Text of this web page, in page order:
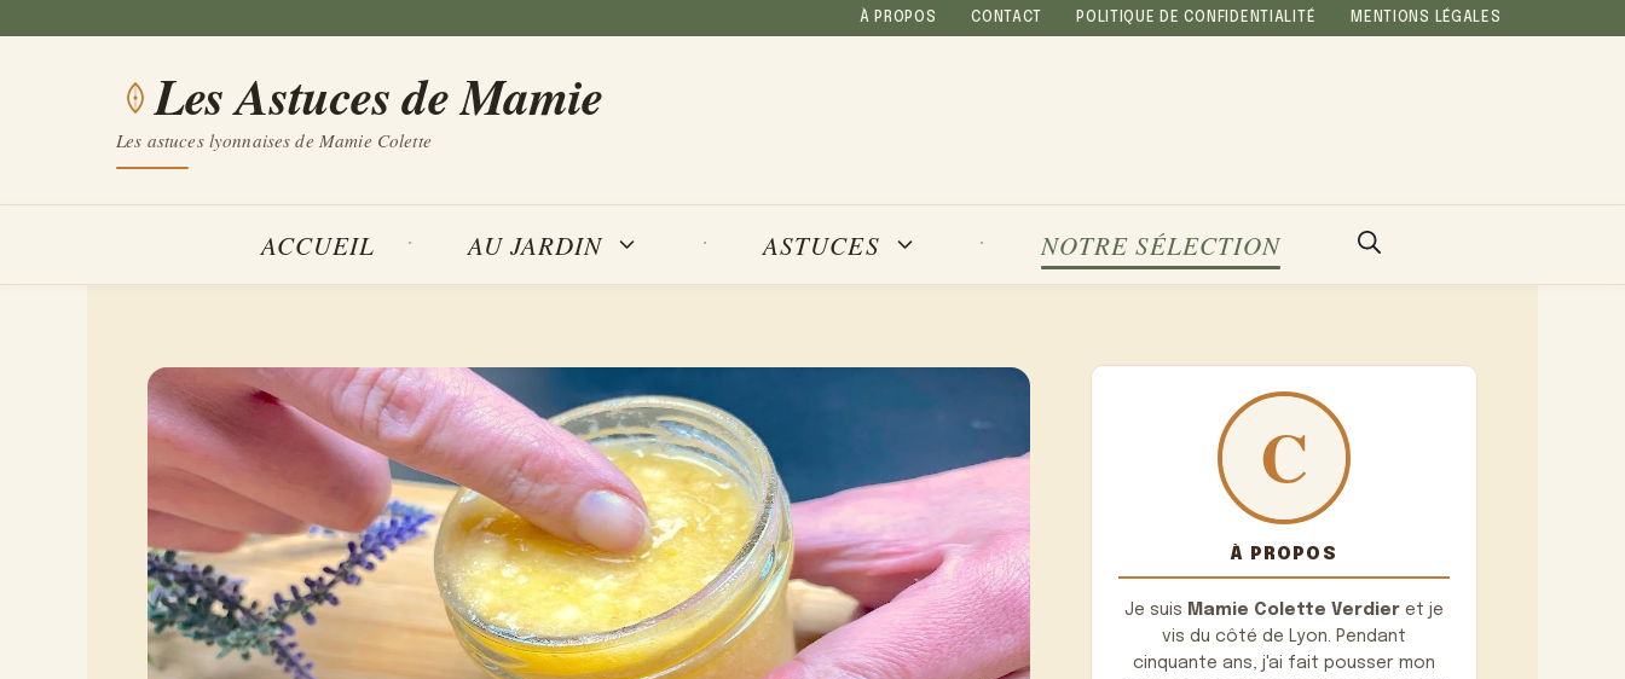
À PROPOS CONTACT POLITIQUE DE CONFIDENTIALITÉ MENTIONS LÉGALES
Les Astuces de Mamie
Les astuces lyonnaises de Mamie Colette
ACCUEIL AU JARDIN ASTUCES NOTRE SÉLECTION
À PROPOS
Je suis Mamie Colette Verdier et je
vis du côté de Lyon. Pendant
cinquante ans, j'ai fait pousser mon